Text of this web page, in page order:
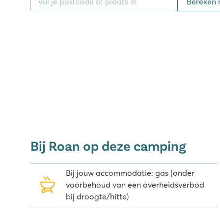
naast het bos.
omgeving van Venlo is ideaal gelegen om de
zwemmen moe bent.
Tip:op maar 3 kilometer vanaf de camping ligt
Dit leuke park is deels overdekt en deels in de
spectaculaire attracties. Binnen 5 autominuten of
Bij Roan op deze camping
Bij jouw accommodatie: gas (onder
voorbehoud van een overheidsverbod
bij droogte/hitte)